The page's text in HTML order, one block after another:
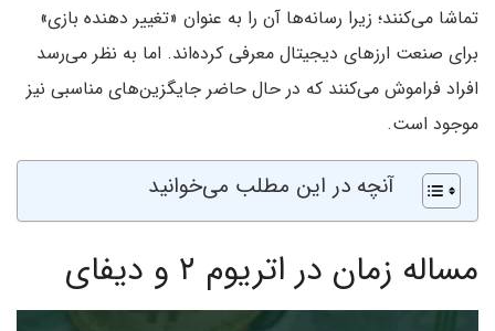
تماشا می‌کنند؛ زیرا رسانه‌ها آن را به عنوان «تغییر دهنده بازی»
برای صنعت ارزهای دیجیتال معرفی کرده‌اند. اما به نظر می‌رسد
افراد فراموش می‌کنند که در حال حاضر جایگزین‌های مناسبی نیز
موجود است.
آنچه در این مطلب می‌خوانید
مساله زمان در اتریوم ۲ و دیفای